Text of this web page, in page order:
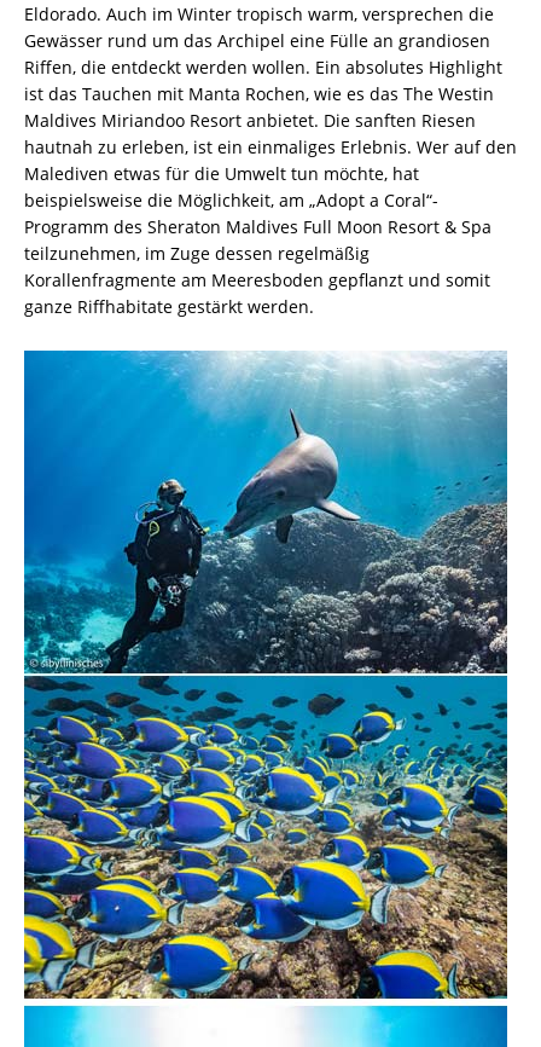
Eldorado. Auch im Winter tropisch warm, versprechen die
Gewässer rund um das Archipel eine Fülle an grandiosen
Riffen, die entdeckt werden wollen. Ein absolutes Highlight
ist das Tauchen mit Manta Rochen, wie es das The Westin
Maldives Miriandoo Resort anbietet. Die sanften Riesen
hautnah zu erleben, ist ein einmaliges Erlebnis. Wer auf den
Malediven etwas für die Umwelt tun möchte, hat
beispielsweise die Möglichkeit, am „Adopt a Coral“-
Programm des Sheraton Maldives Full Moon Resort & Spa
teilzunehmen, im Zuge dessen regelmäßig
Korallenfragmente am Meeresboden gepflanzt und somit
ganze Riffhabitate gestärkt werden.